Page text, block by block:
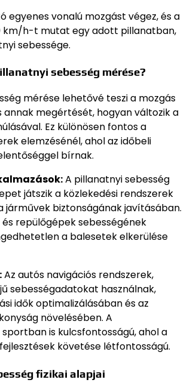
egyenes vonalú mozgást végez, és a
km/h-t mutat egy adott pillanatban,
sebessége.
sebesség mérése?
mérése lehetővé teszi a mozgás
megértését, hogyan változik a
Ez különösen fontos a
elemzésénél, ahol az időbeli
bírnak.
A pillanatnyi sebesség
játszik a közlekedési rendszerek
járművek biztonságának javításában.
repülőgépek sebességének
a balesetek elkerülése
Az autós navigációs rendszerek,
sebességadatokat használnak,
idők optimalizálásában és az
növelésében. A
is kulcsfontosságú, ahol a
követése létfontosságú.
fizikai alapjai